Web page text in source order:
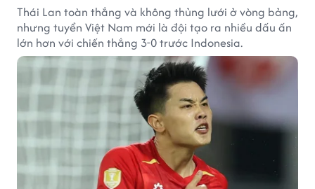
Thái Lan toàn thắng và không thủng lưới ở vòng bảng,
nhưng tuyển Việt Nam mới là đội tạo ra nhiều dấu ấn
lớn hơn với chiến thắng 3-0 trước Indonesia.